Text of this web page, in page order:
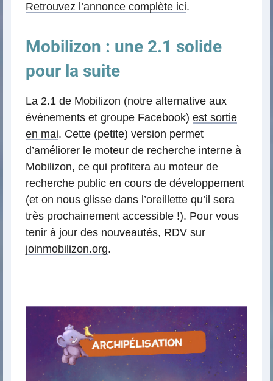
Retrouvez l’annonce complète ici.
Mobilizon : une 2.1 solide
pour la suite
La 2.1 de Mobilizon (notre alternative aux
évènements et groupe Facebook) est sortie
en mai. Cette (petite) version permet
d’améliorer le moteur de recherche interne à
Mobilizon, ce qui profitera au moteur de
recherche public en cours de développement
(et on nous glisse dans l’oreillette qu’il sera
très prochainement accessible !). Pour vous
tenir à jour des nouveautés, RDV sur
joinmobilizon.org.